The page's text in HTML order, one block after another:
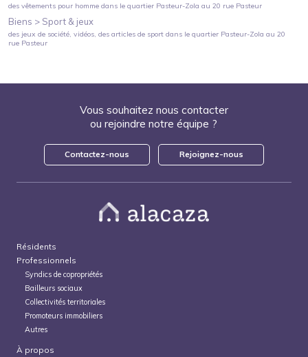
des vêtements pour homme dans le quartier Pasteur-Zola au 20 rue Pasteur
Biens > Sport & jeux
des jeux de société, vidéos, des articles de sport dans le quartier Pasteur-Zola au 20
rue Pasteur
Vous souhaitez nous contacter
ou rejoindre notre équipe ?
Contactez-nous Rejoignez-nous
Résidents
Professionnels
Syndics de copropriétés
Bailleurs sociaux
Collectivités territoriales
Promoteurs immobiliers
Autres
À propos